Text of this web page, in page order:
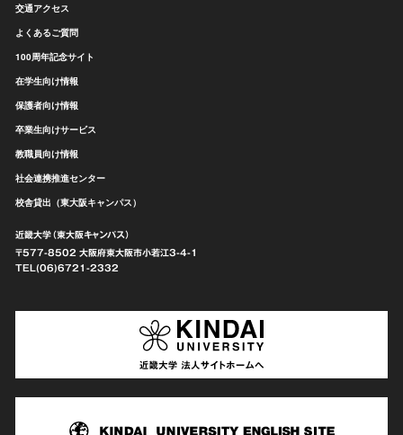
交通アクセス
よくあるご質問
100周年記念サイト
在学生向け情報
保護者向け情報
卒業生向けサービス
教職員向け情報
社会連携推進センター
校舎貸出（東大阪キャンパス）
近畿大学（東大阪キャンパス）
〒577-8502 大阪府東大阪市小若江3-4-1
TEL(06)6721-2332